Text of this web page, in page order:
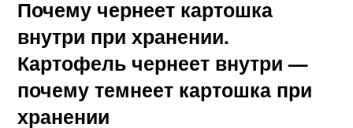
Почему чернеет картошка
внутри при хранении.
Картофель чернеет внутри —
почему темнеет картошка при
хранении